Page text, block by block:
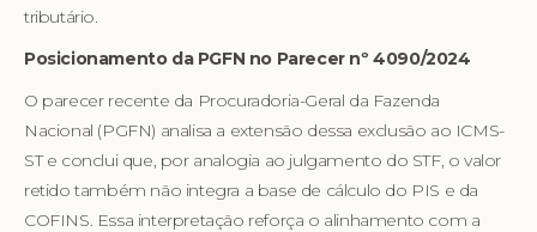
tributário.
Posicionamento da PGFN no Parecer nº 4090/2024
O parecer recente da Procuradoria-Geral da Fazenda
Nacional (PGFN) analisa a extensão dessa exclusão ao ICMS-
ST e conclui que, por analogia ao julgamento do STF, o valor
retido também não integra a base de cálculo do PIS e da
COFINS. Essa interpretação reforça o alinhamento com a